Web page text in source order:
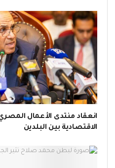
انعقاد منتدى الأعمال
الاقتصادية بين البلدين